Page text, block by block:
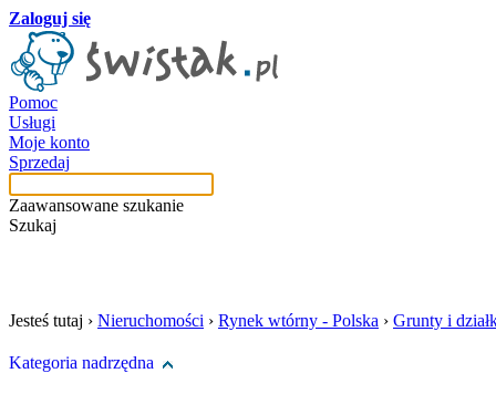
Zaloguj się
Pomoc
Usługi
Moje konto
Sprzedaj
Zaawansowane szukanie
Szukaj
Jesteś tutaj › Nieruchomości › Rynek wtórny - Polska › Grunty i
Kategoria nadrzędna